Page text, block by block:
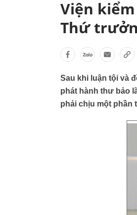
Viện
Thứ
Sau khi luận tội và
phát hành thư bảo
phải chịu một phần